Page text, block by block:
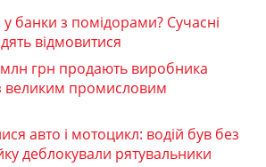
у банки з помідорами? Сучасні
відмовитися
млн грн продають виробника
великим промисловим
авто і мотоцикл: водій був без
деблокували рятувальники